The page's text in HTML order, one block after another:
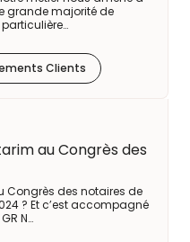
grande majorité de
Clients
au Congrès des
Congrès des notaires de
? Et c’est accompagné
N…